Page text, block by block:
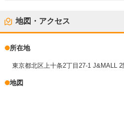
地図・アクセス
所在地
東京都北区上十条2丁目27-1 J&MALL 2
地図